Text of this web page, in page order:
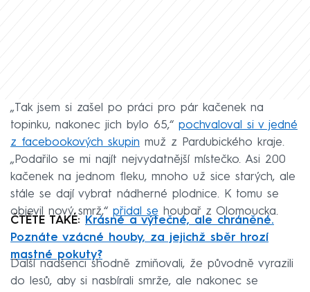
„Tak jsem si zašel po práci pro pár kačenek na
topinku, nakonec jich bylo 65,“ pochvaloval si v jedné
z facebookových skupin muž z Pardubického kraje.
„Podařilo se mi najít nejvydatnější místečko. Asi 200
kačenek na jednom fleku, mnoho už sice starých, ale
stále se dají vybrat nádherné plodnice. K tomu se
objevil nový smrž,“ přidal se houbař z Olomoucka.
ČTĚTE TAKÉ: Krásné a výtečné, ale chráněné.
Poznáte vzácné houby, za jejichž sběr hrozí
mastné pokuty?
Další nadšenci shodně zmiňovali, že původně vyrazili
do lesů, aby si nasbírali smrže, ale nakonec se